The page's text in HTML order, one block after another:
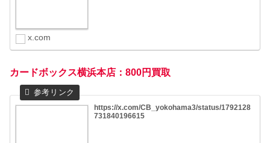
x.com
カードボックス横浜本店：800円買取
https://x.com/CB_yokohama3/status/1792128
731840196615